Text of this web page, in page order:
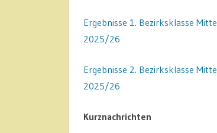
Ergebnisse 1. Bezirksklasse Mitte
2025/26
Ergebnisse 2. Bezirksklasse Mitte
2025/26
Kurznachrichten